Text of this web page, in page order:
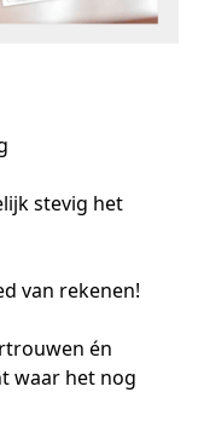
stevig het
van rekenen!
én
waar het nog